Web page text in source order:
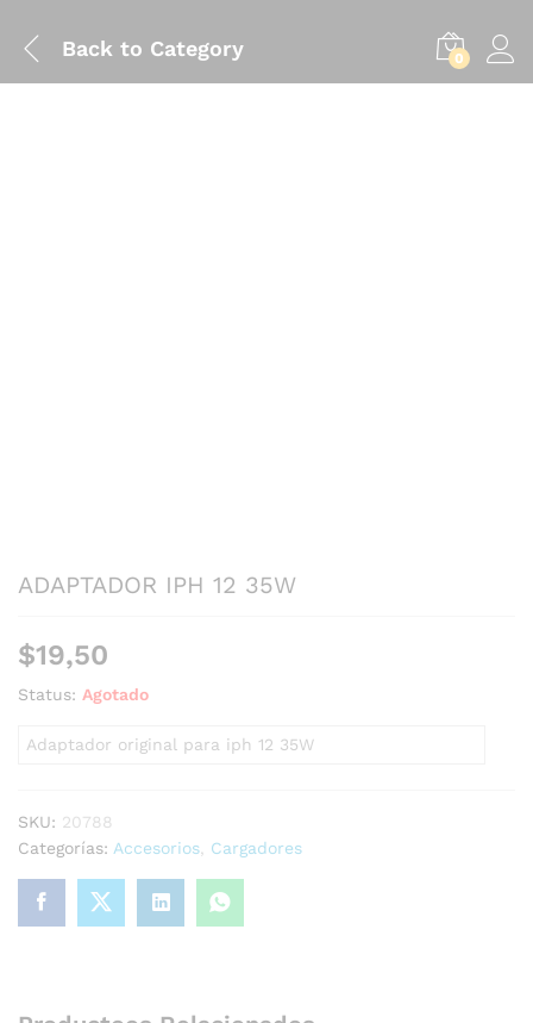
Back to Category 0
ADAPTADOR IPH 12 35W
$19,50
Status: Agotado
Adaptador original para iph 12 35W
SKU: 20788
Categorías: Accesorios Cargadores